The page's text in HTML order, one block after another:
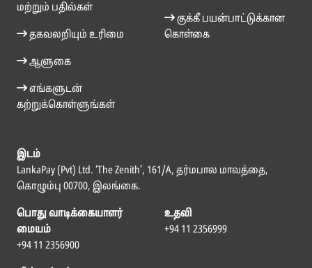
மற்றும் பதில்கள்
தகவலறியும் உரிமை
ஆளுகை
எங்களுடன்
கற்றுக்கொள்ளுங்கள்
குக்கீ பயன்பாட்டுக்கான
கொள்கை
இடம்
LankaPay (Pvt) Ltd. ‘The Zenith’, 161/A, தர்மபால மாவத்தை,
கொழும்பு 00700, இலங்கை.
பொது வாடிக்கையாளர்
மையம்
+94 11 2356900
உதவி
+94 11 2356999